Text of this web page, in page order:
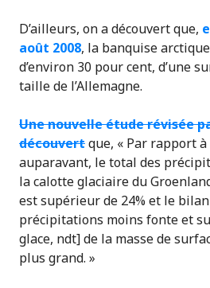
D’ailleurs, on a découvert que,
août 2008, la banquise
d’environ 30 pour cent, d’une
taille de l’Allemagne.
Une nouvelle étude révisée
découvertque, « Par rapport à
auparavant, le total des
la calotte glaciaire du
est supérieur de 24% et le
précipitations moins fonte et
glace, ndt] de la masse de
plus grand. »